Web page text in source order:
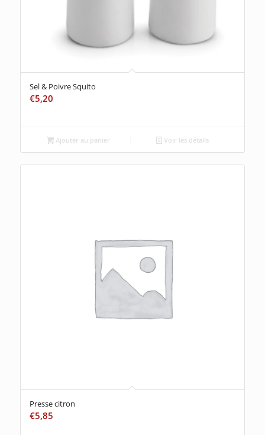
Sel & Poivre Squito
€5,20
Ajouter au panier Voir les détails
Presse citron
€5,85